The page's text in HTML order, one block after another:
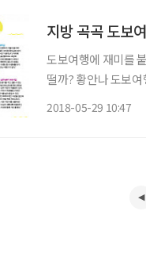
지방 곡곡 도보
도보여행에 재미를
떨까? 황안나 도보여행가가 추천하는 지방 도보여행 코스를 소개한
2018-05-29 10:47